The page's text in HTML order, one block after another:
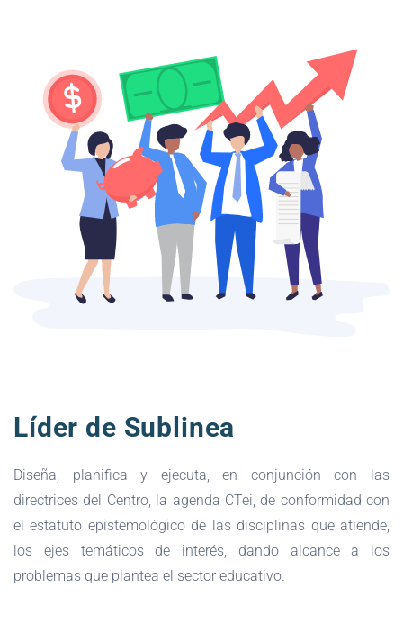
Líder de Sublinea
Diseña, planifica y ejecuta, en conjunción con las
directrices del Centro, la agenda CTei, de conformidad con
el estatuto epistemológico de las disciplinas que atiende,
los ejes temáticos de interés, dando alcance a los
problemas que plantea el sector educativo.